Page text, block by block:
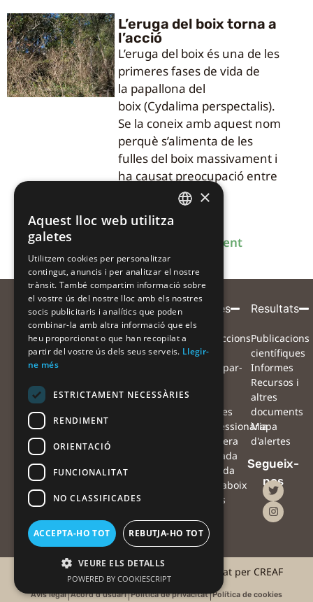
L’eruga del boix torna a
l’acció
L’eruga del boix és una de les
primeres fases de vida de
la papallona del
boix (Cydalima perspectalis).
Se la coneix amb aquest nom
perquè s’alimenta de les
fulles del boix massivament i
ha causat preocupació entre
Anterior Següent
Entitat
coordinadora
Amb
el
suport
de
Amb
la
col·laboració
de
Participa
Què volem
aconseguir?
ajudar?
amb les
observacions?
fer tu amb les
observacions?
Projecte
Projecte
Equip
Preguntes
premsa
Alertes
Instruccions
per
participar-
d'alertes
#Processionària
#Sequera
#Ventada
#Nevada
#Erugaboix
Alertes
drons
Resultats
Publicacions
científiques
Informes
Recursos i
altres
documents
Mapa
d'alertes
Segueix-
nos
©2025 #AlertaForestal | Projecte coordinat per CREAF
Avís legal Acord d'usuari Política de privacitat Política de cookies
SPANISH
×
Aquest lloc web utilitza
galetes
Utilitzem cookies per personalitzar
contingut, anuncis i per analitzar el nostre
trànsit. També compartim informació sobre
el vostre ús del nostre lloc amb els nostres
socis publicitaris i analítics que poden
combinar-la amb altra informació que els
heu proporcionat o que han recopilat a
partir del vostre ús dels seus serveis. Llegir-
ne més
ESTRICTAMENT NECESSÀRIES
RENDIMENT
ORIENTACIÓ
FUNCIONALITAT
NO CLASSIFICADES
ACCEPTA-HO TOT REBUTJA-HO TOT
VEURE ELS DETALLS
POWERED BY COOKIESCRIPT